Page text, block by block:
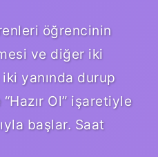
öğrencinin
ve diğer iki
yanında durup
Ol” işaretiyle
başlar. Saat